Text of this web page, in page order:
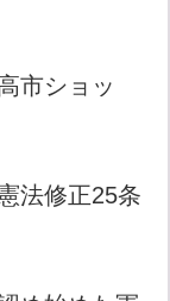
市ショッ
法修正25条